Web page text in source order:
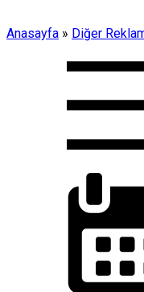
Anasayfa » Diğer